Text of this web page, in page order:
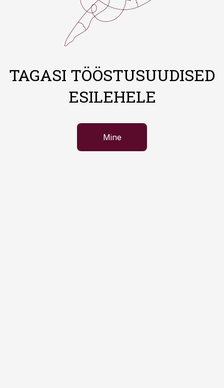
TAGASI TÖÖSTUSUUDISED
ESILEHELE
Mine